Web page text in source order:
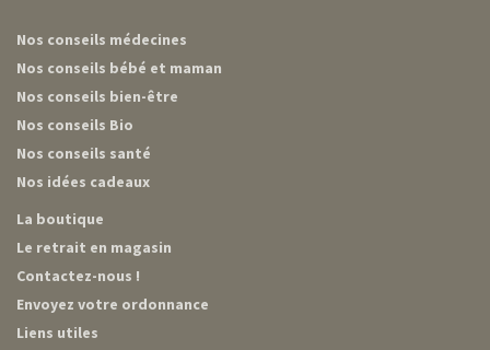
Nos conseils médecines
Nos conseils bébé et maman
Nos conseils bien-être
Nos conseils Bio
Nos conseils santé
Nos idées cadeaux
La boutique
Le retrait en magasin
Contactez-nous !
Envoyez votre ordonnance
Liens utiles